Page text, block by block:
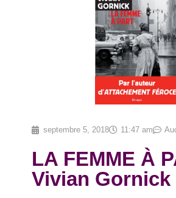
septembre 5, 2018 11:47 am
LA FEMME À
Vivian Gornick